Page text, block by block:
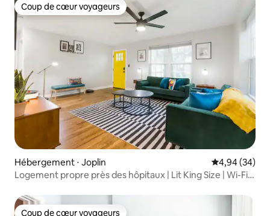
Coup de cœur voyageurs
Coup de cœur voyageurs
Hébergement ⋅ Joplin Évaluation
4,94 (34)
Logement propre près des hôpitaux | Lit King Size | Wi-Fi
Coup de cœur voyageurs